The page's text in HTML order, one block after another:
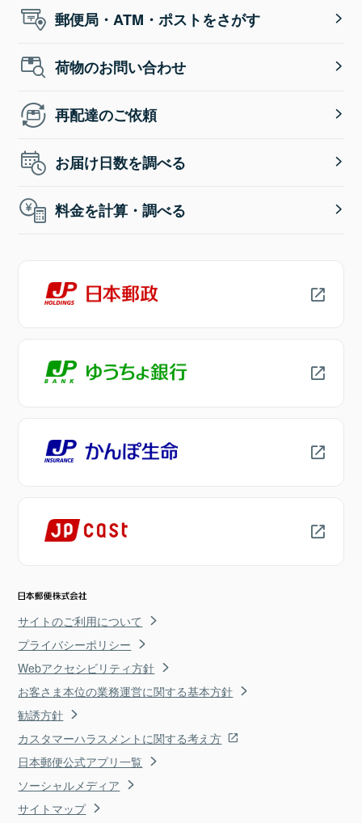
郵便局・ATM・ポストをさがす
荷物のお問い合わせ
再配達のご依頼
お届け日数を調べる
料金を計算・調べる
サイトのご利用について
プライバシーポリシー
Webアクセシビリティ方針
お客さま本位の業務運営に関する基本方針
勧誘方針
カスタマーハラスメントに関する考え方
日本郵便公式アプリ一覧
ソーシャルメディア
サイトマップ